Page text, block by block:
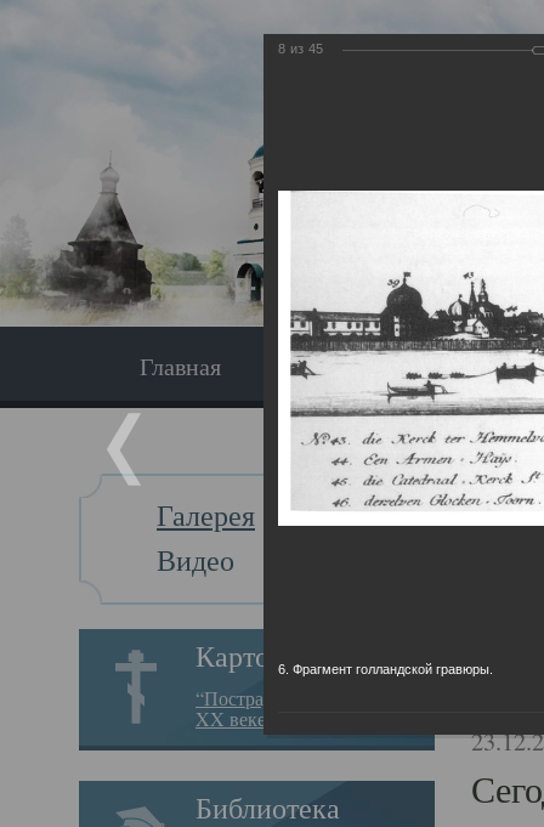
Главная Экскурсия
Галерея
Видео
Картотека
“Пострадавшие за веру в
XX веке на Севере”
Библиотека
Главная
8 из 45
6. Фрагмент голландской гравюры.